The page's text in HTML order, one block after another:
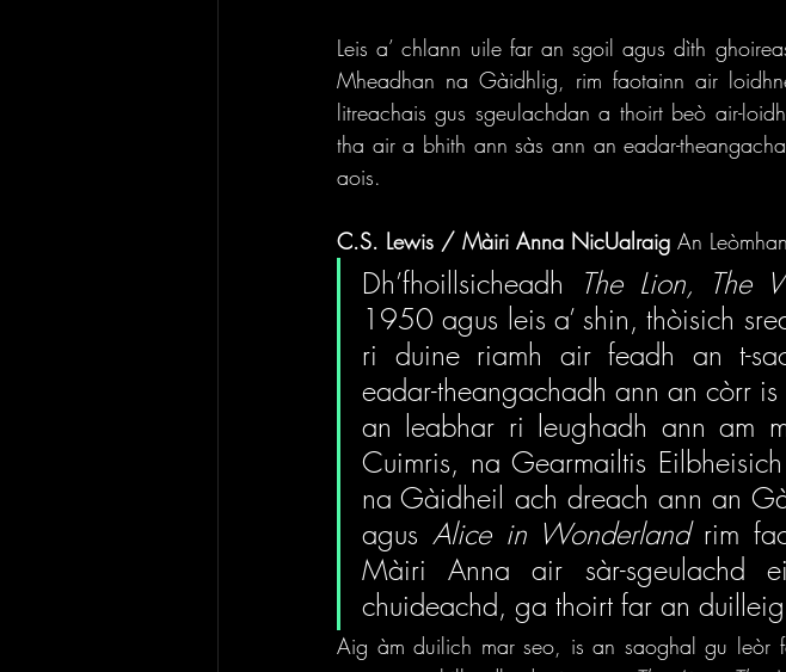
Leis a’ chlann uile far an sgoil agus dìth
Mheadhan na Gàidhlig, rim faotainn air
litreachais gus sgeulachdan a thoirt beò air-
tha air a bhith ann sàs ann an eadar-
aois.
C.S. Lewis / Màiri Anna NicUalraig An
Dh’fhoillsicheadh The Lion, The
1950 agus leis a’ shin, thòisich
ri duine riamh air feadh an t-
eadar-theangachadh ann an còrr
an leabhar ri leughadh ann am
Cuimris, na Gearmailtis
na Gàidheil ach dreach ann an
agus Alice in Wonderland rim
Màiri Anna air sàr-sgeulachd
chuideachd, ga thoirt far an
Aig àm duilich mar seo, is an saoghal gu leòr